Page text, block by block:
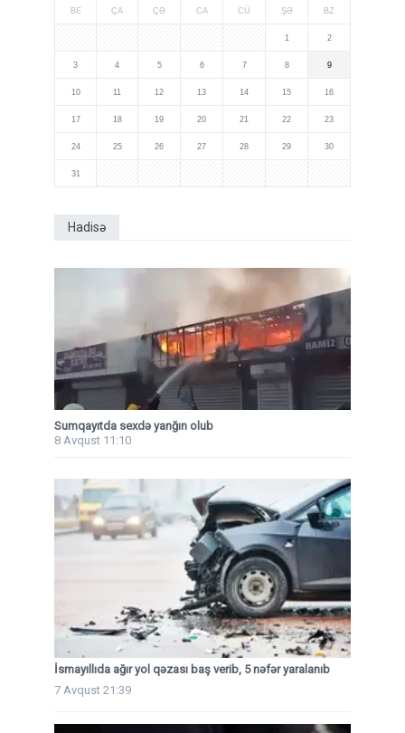
BE ÇA ÇƏ CA CÜ ŞƏ BZ
1 2
3 4 5 6 7 8 9
10 11 12 13 14 15 16
17 18 19 20 21 22 23
24 25 26 27 28 29 30
31
Hadisə
Sumqayıtda sexdə yanğın olub
8 Avqust 11:10
İsmayıllıda ağır yol qəzası baş verib, 5 nəfər yaralanıb
7 Avqust 21:39